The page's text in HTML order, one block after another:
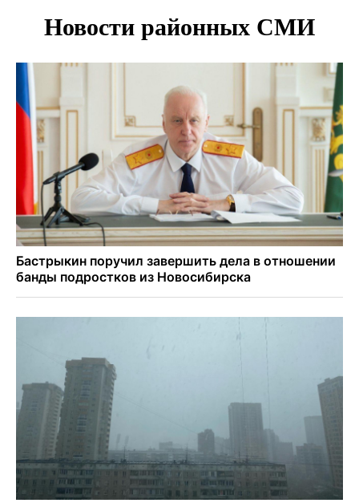
Двум бойцам СВО после минно-взрывной травмы
Персидский ковер «108 шахов» впервые вывезли из музея
Востока в Новосибирск
Актриса из Новосибирска Евгения Туркова сыграла мать
в сериале «Малой»